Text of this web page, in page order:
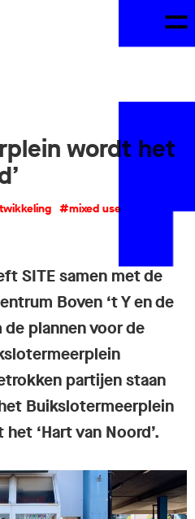
wordt het
#mixed use
SITE samen met de
Boven ‘t Y en de
plannen voor de
partijen staan
Buikslotermeerplein
‘Hart van Noord’.